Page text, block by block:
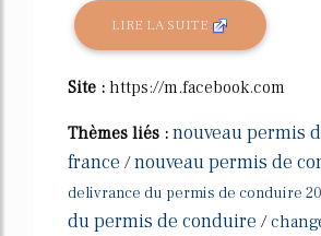
LIRE LA SUITE
Site : https://m.facebook.com
Thèmes liés : nouveau permis
france /nouveau permis de
delivrance du permis de conduire
du permis de conduire /